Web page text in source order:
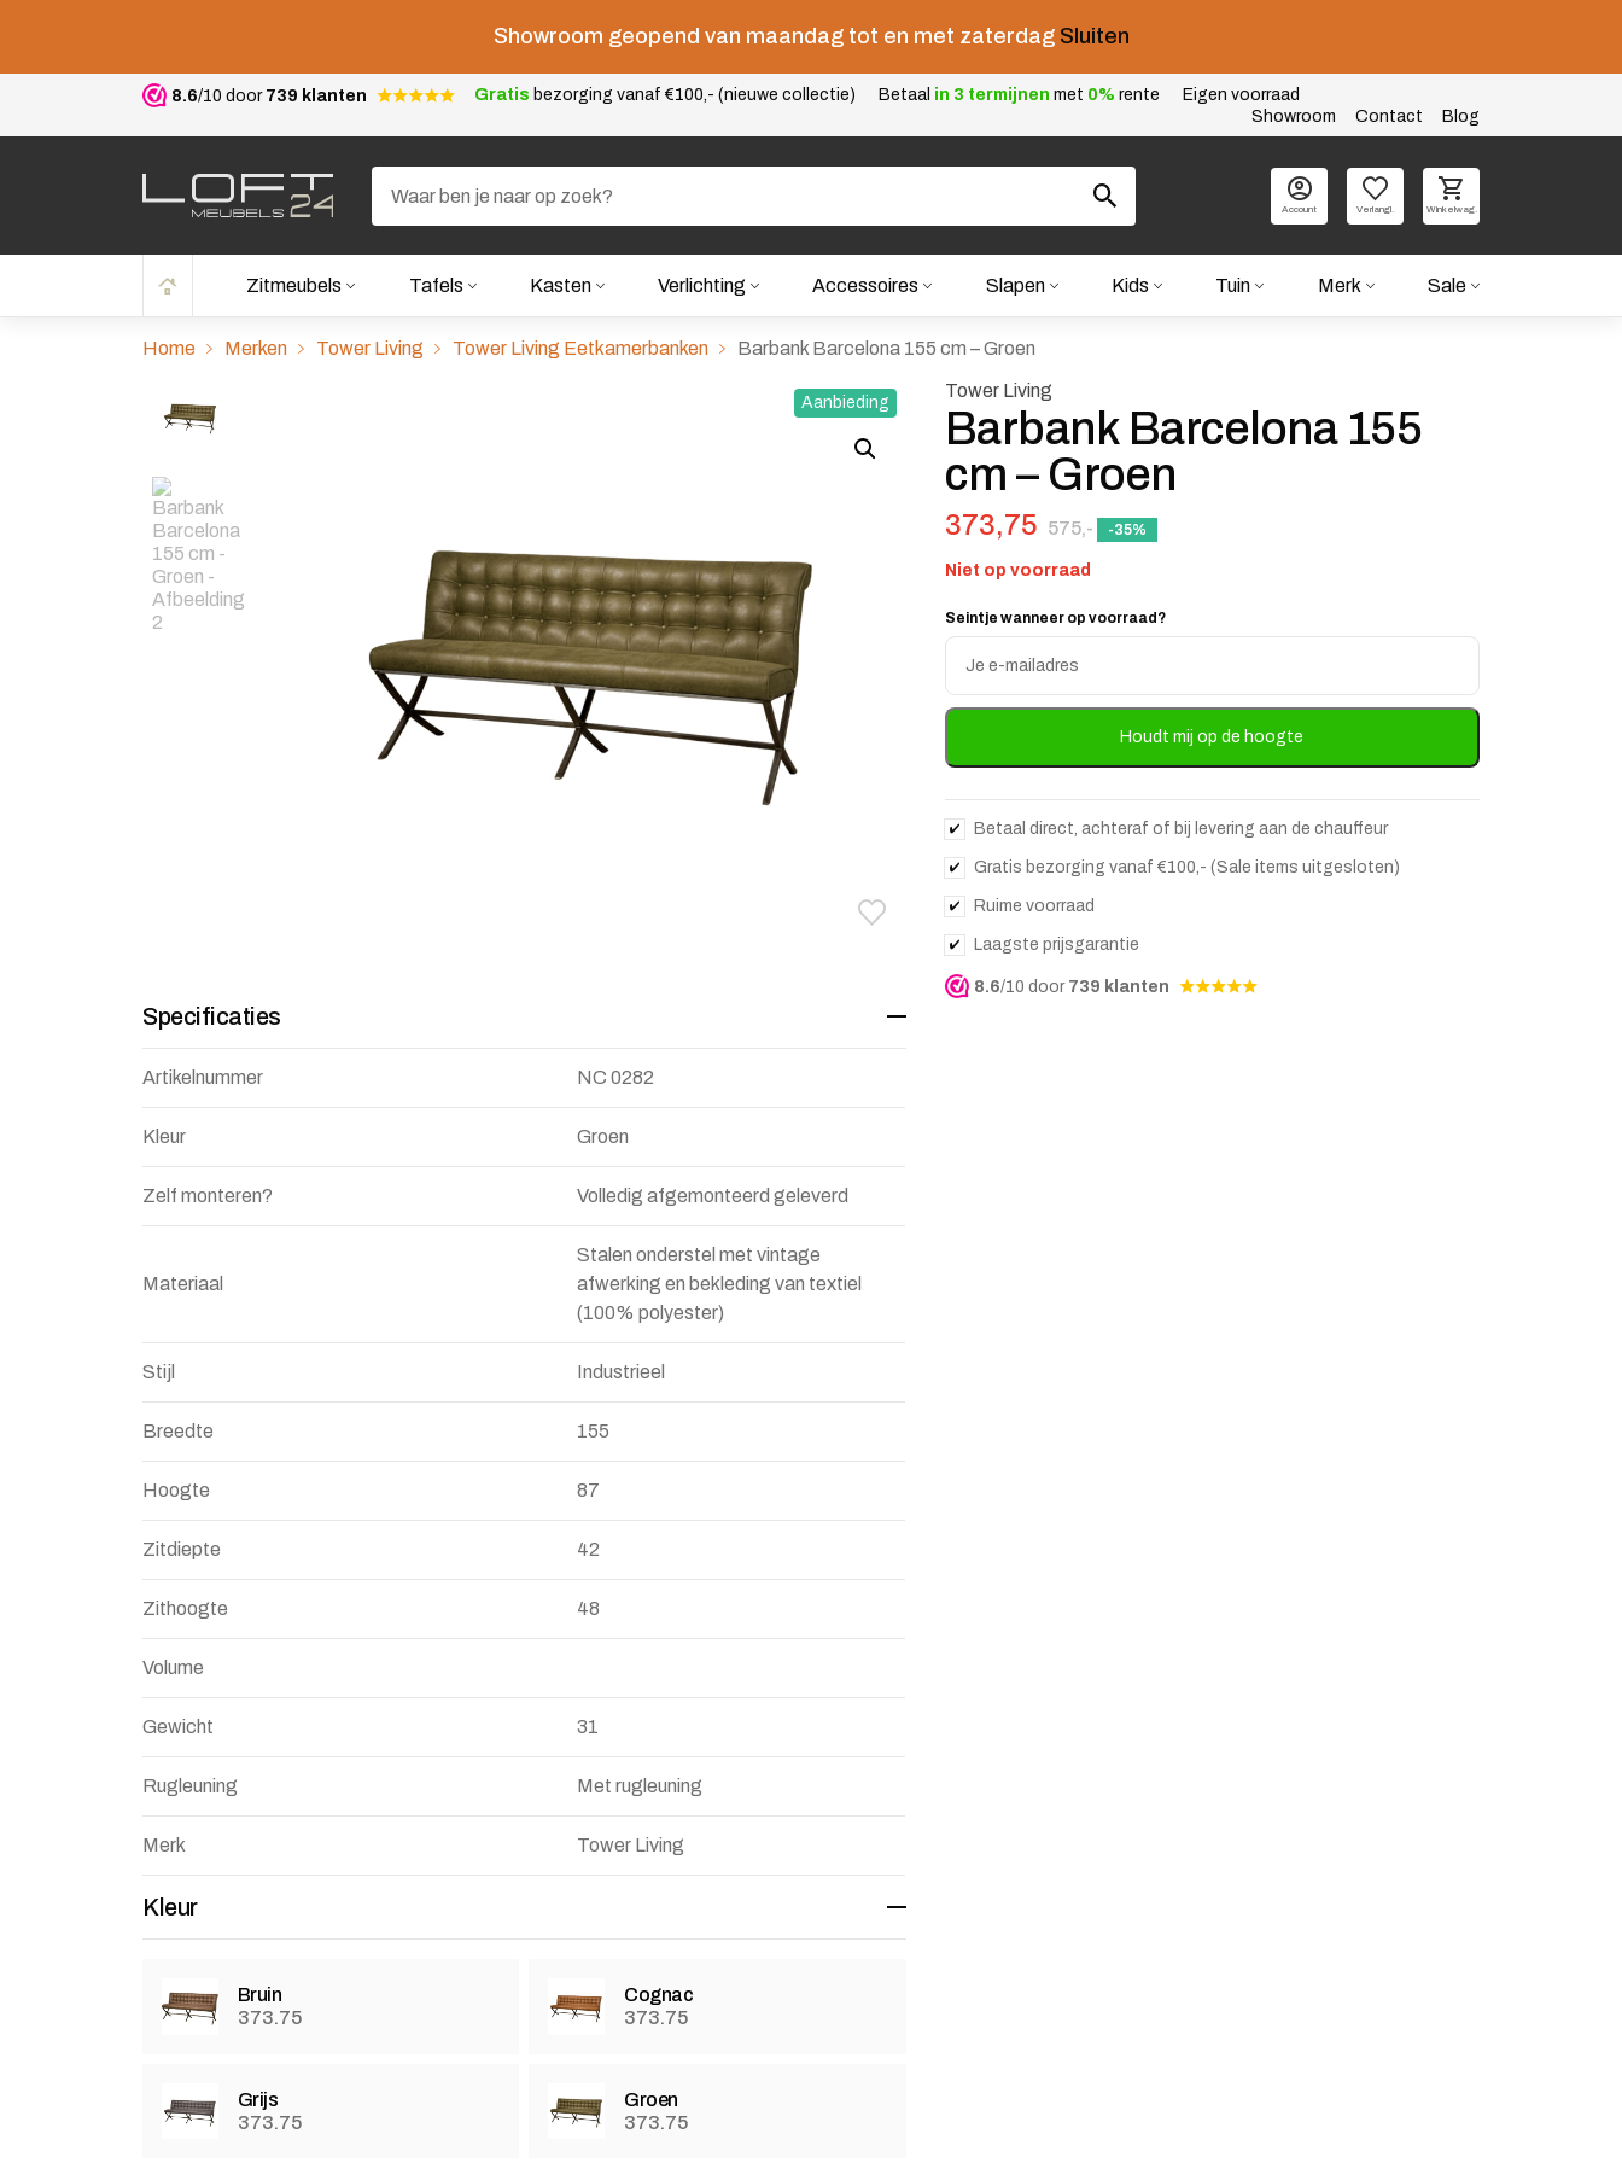
Showroom geopend van maandag tot en met zaterdag Sluiten
8.6/10 door 739 klanten Gratis bezorging vanaf €100,- (nieuwe collectie) Betaal in 3 termijnen met 0% rente
Eigen voorraad
Showroom
Contact Blog
Account Verlangl. Winkelwag.
Zitmeubels Tafels Kasten Verlichting Accessoires Slapen Kids Tuin Merk Sale
Home Merken Tower Living Tower Living Eetkamerbanken Barbank Barcelona 155 cm – Groen
Aanbieding
Toevoegen aan verlanglijstje
Verwijderen van verlanglijst
Specificaties
Artikelnummer NC 0282
Kleur Groen
Zelf monteren? Volledig afgemonteerd geleverd
Materiaal
Stalen onderstel met vintage
afwerking en bekleding van textiel
(100% polyester)
Stijl Industrieel
Breedte 155
Hoogte 87
Zitdiepte 42
Zithoogte 48
Volume
Gewicht 31
Rugleuning Met rugleuning
Merk Tower Living
Kleur
Bruin
373.75
Cognac
373.75
Grijs
373.75
Groen
373.75
Tower Living
Barbank Barcelona 155
cm – Groen
575,-
Oorspronkelijke prijs was: 575,-.
373,75
Huidige prijs is: 373,75.
-35%
Niet op voorraad
Seintje wanneer op voorraad?
Enter
your
email
address
join
waitlist
for
this
product
Houdt mij op de hoogte
Betaal direct, achteraf of bij levering aan de chauffeur
Gratis bezorging vanaf €100,- (Sale items uitgesloten)
Ruime voorraad
Laagste prijsgarantie
8.6/10 door 739 klanten